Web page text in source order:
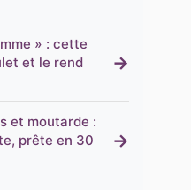
» : cette
et le rend
→
et moutarde :
prête en 30
→